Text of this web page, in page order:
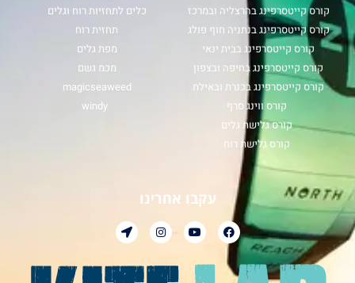
קורס קייטסרפינג בהרצליה ובמרכז
קורס קייטסרפינג בנתניה חוף פולג
קורס קייטסרפינג בבית ינאי
קורס קייטסרפינג בחיפה ובצפון
קורס קייטסרפינג בכנרת ובאילת
קורס ווינג סרף
קורס גלישת גלים
קורס גלישת רוח
כלים לתחזיות רוח וגלים
תחזית רוח
מפת גלים
מכמ גשם
magicseaweed
windy
עקבו אחרינו